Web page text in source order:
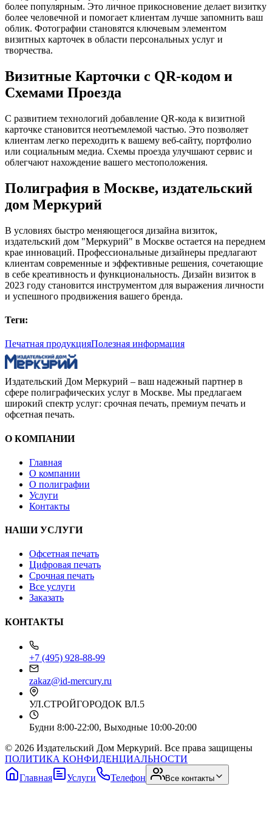
более популярным. Это личное прикосновение делает визитку
более человечной и помогает клиентам лучше запомнить ваш
облик. Фотографии становятся ключевым элементом
визитных карточек в области персональных услуг и
творчества.
Визитные Карточки с QR-кодом и
Схемами Проезда
С развитием технологий добавление QR-кода к визитной
карточке становится неотъемлемой частью. Это позволяет
клиентам легко переходить к вашему веб-сайту, портфолио
или социальным медиа. Схемы проезда улучшают сервис и
облегчают нахождение вашего местоположения.
Полиграфия в Москве, издательский
дом Меркурий
В условиях быстро меняющегося дизайна визиток,
издательский дом "Меркурий" в Москве остается на переднем
крае инноваций. Профессиональные дизайнеры предлагают
клиентам современные и эффективные решения, сочетающие
в себе креативность и функциональность. Дизайн визиток в
2023 году становится инструментом для выражения личности
и успешного продвижения вашего бренда.
Теги:
Печатная продукцияПолезная информация
Издательский Дом Меркурий – ваш надежный партнер в
сфере полиграфических услуг в Москве. Мы предлагаем
широкий спектр услуг: срочная печать, премиум печать и
офсетная печать.
О КОМПАНИИ
Главная
О компании
О полиграфии
Услуги
Контакты
НАШИ УСЛУГИ
Офсетная печать
Цифровая печать
Срочная печать
Все услуги
Заказать
КОНТАКТЫ
+7 (495) 928-88-99
zakaz@id-mercury.ru
УЛ.СТРОЙГОРОДОК ВЛ.5
Будни 8:00-22:00, Выходные 10:00-20:00
© 2026 Издательский Дом Меркурий. Все права защищены
ПОЛИТИКА КОНФИДЕНЦИАЛЬНОСТИ
Главная
Услуги Телефон Все контакты